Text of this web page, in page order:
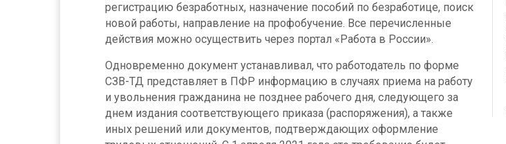
регистрацию безработных, назначение пособий по безработице, поиск
новой работы, направление на профобучение. Все перечисленные
действия можно осуществить через портал «Работа в России».
Одновременно документ устанавливал, что работодатель по форме
СЗВ-ТД представляет в ПФР информацию в случаях приема на работу
и увольнения гражданина не позднее рабочего дня, следующего за
днем издания соответствующего приказа (распоряжения), а также
иных решений или документов, подтверждающих оформление